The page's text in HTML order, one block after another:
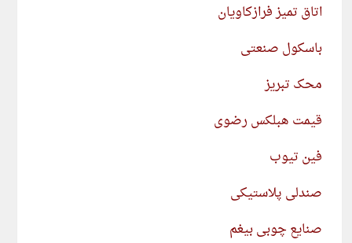
اتاق تمیز فرازکاویان
باسکول صنعتی
محک تبریز
قیمت هبلکس رضوی
فین تیوب
صندلی پلاستیکی
صنایع چوبی بیغم